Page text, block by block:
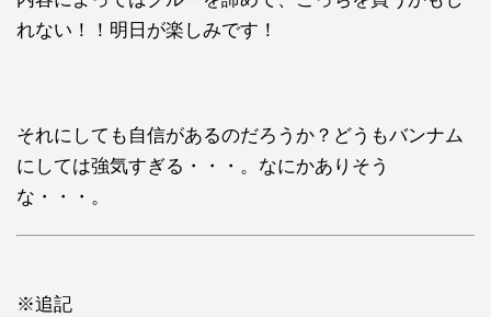
れない！！明日が楽しみです！
それにしても自信があるのだろうか？どうもバンナム
にしては強気すぎる・・・。なにかありそう
な・・・。
※追記